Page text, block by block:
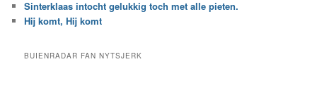
b
e
a
e
t
c
Sinterklaas intocht gelukkig toch met alle pieten.
Hij komt, Hij komt
BUIENRADAR FAN NYTSJERK